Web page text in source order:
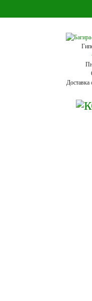
Доставка